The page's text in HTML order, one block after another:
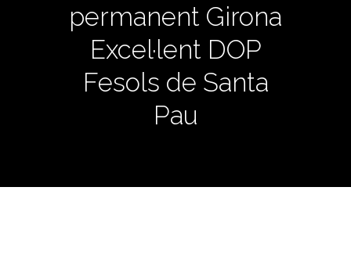
permanent Girona
Excel·lent DOP
Fesols de Santa
Pau